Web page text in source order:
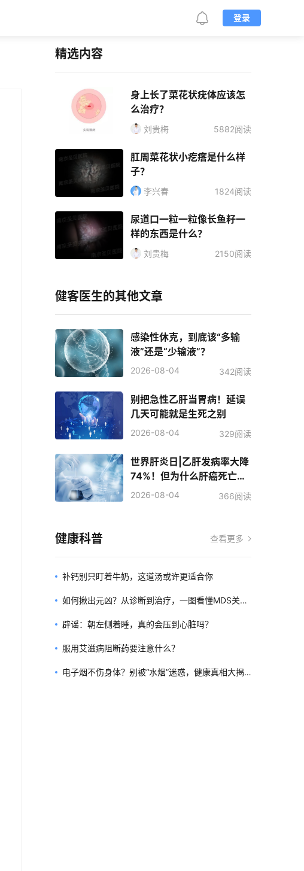
登录
精选内容
身上长了菜花状疣体应该怎
么治疗？
刘贵梅 5882阅读
肛周菜花状小疙瘩是什么样
子？
李兴春 1824阅读
尿道口一粒一粒像长鱼籽一
样的东西是什么？
刘贵梅 2150阅读
健客医生的其他文章
感染性休克，到底该“多输
液”还是“少输液”？
2026-08-04 342阅读
别把急性乙肝当胃病！延误
几天可能就是生死之别
2026-08-04 329阅读
世界肝炎日|乙肝发病率大降
74%！但为什么肝癌死亡人
数反而增加了？
2026-08-04 366阅读
健康科普 查看更多
补钙别只盯着牛奶，这道汤或许更适合你
如何揪出元凶？从诊断到治疗，一图看懂MDS关键
诊疗路径！
辟谣：朝左侧着睡，真的会压到心脏吗？
服用艾滋病阻断药要注意什么？
电子烟不伤身体？别被“水烟”迷惑，健康真相大揭